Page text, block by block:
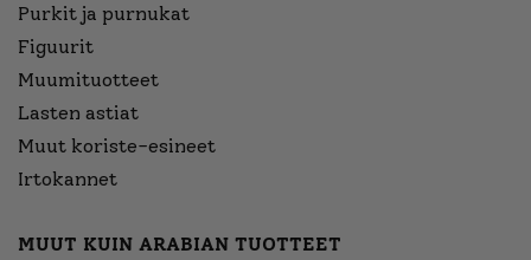
Purkit ja purnukat
Figuurit
Muumituotteet
Lasten astiat
Muut koriste-esineet
Irtokannet
MUUT KUIN ARABIAN TUOTTEET